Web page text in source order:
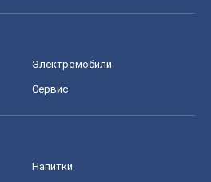
Электромобили
Сервис
Напитки